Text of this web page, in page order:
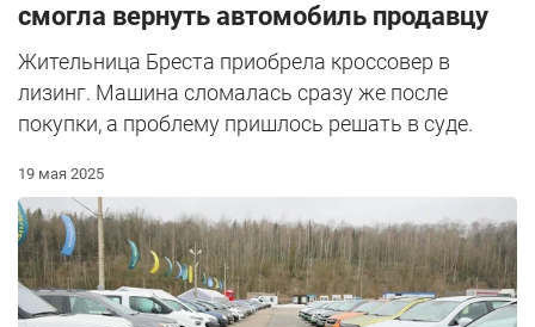
смогла вернуть автомобиль продавцу
Жительница Бреста приобрела кроссовер в
лизинг. Машина сломалась сразу же после
покупки, а проблему пришлось решать в суде.
19 мая 2025